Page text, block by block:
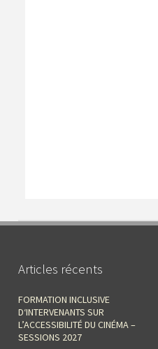
Articles récents
FORMATION INCLUSIVE
D‘INTERVENANTS SUR
L’ACCESSIBILITÉ DU CINÉMA –
SESSIONS 2027